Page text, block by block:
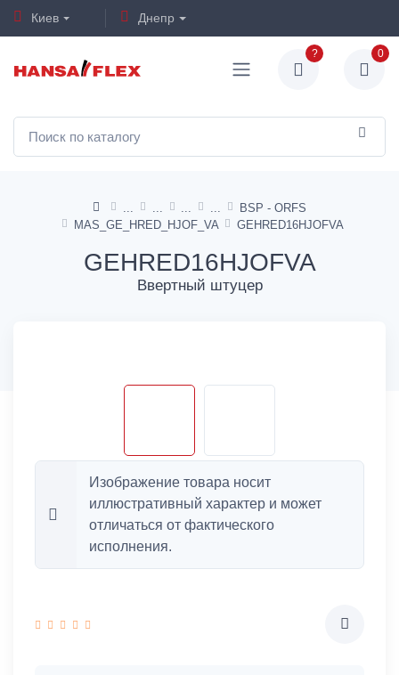
Киев Днепр
? 0
BSP - ORFS
MAS_GE_HRED_HJOF_VA
GEHRED16HJOFVA
GEHRED16HJOFVA
Ввертный штуцер
Изображение товара носит
иллюстративный характер и может
отличаться от фактического
исполнения.